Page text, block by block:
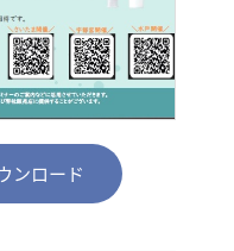
ンロード